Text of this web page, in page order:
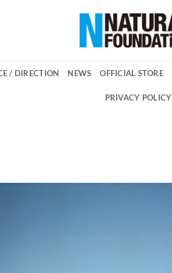
/ DIRECTION NEWS OFFICIAL STORE
PRIVACY POLICY